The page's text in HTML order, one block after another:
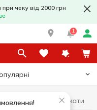
чеку від 2000 грн
1
сертифікати